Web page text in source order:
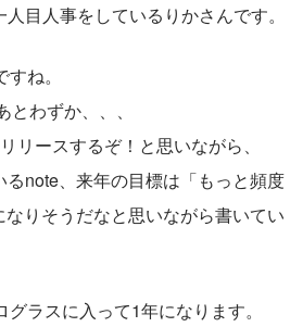
目人事をしているりかさんです。
ね。
わずか、、、
リースするぞ！と思いながら、
note、来年の目標は「もっと頻度
りそうだなと思いながら書いてい
ラスに入って1年になります。